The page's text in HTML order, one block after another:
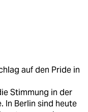
auf den Pride in
Stimmung in der
In Berlin sind heute